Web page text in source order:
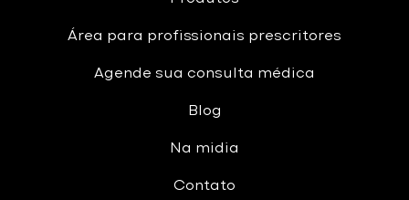
Área para profissionais prescritores
Agende sua consulta médica
Blog
Na midia
Contato